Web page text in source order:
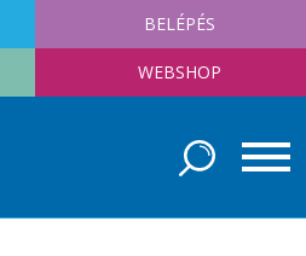
BELÉPÉS
WEBSHOP